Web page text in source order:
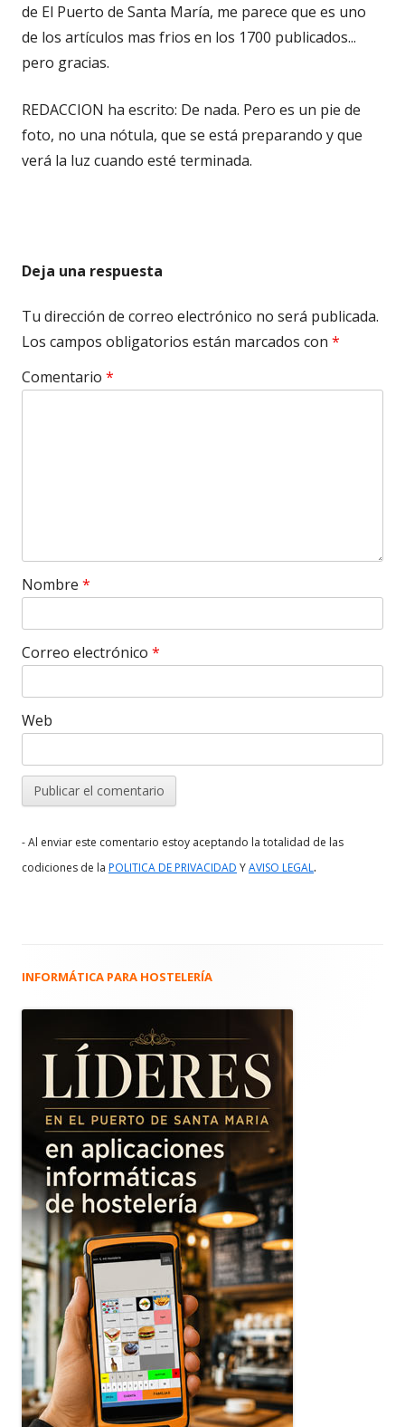
de El Puerto de Santa María, me parece que es uno
de los artículos mas frios en los 1700 publicados...
pero gracias.
REDACCION ha escrito: De nada. Pero es un pie de
foto, no una nótula, que se está preparando y que
verá la luz cuando esté terminada.
Deja una respuesta
Tu dirección de correo electrónico no será publicada.
Los campos obligatorios están marcados con *
Comentario *
Nombre *
Correo electrónico *
Web
- Al enviar este comentario estoy aceptando la totalidad de las
codiciones de la POLITICA DE PRIVACIDAD YAVISO LEGAL.
Barra
principal
INFORMÁTICA PARA HOSTELERÍA